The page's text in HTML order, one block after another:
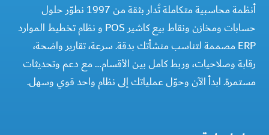
أنظمة محاسبية متكاملة تُدار بثقة من 1997 نطوّر حلول
حسابات ومخازن ونقاط بيع كاشير POS و نظام تخطيط الموارد
ERP مصممة لتناسب منشأتك بدقة. سرعة، تقارير واضحة،
رقابة وصلاحيات، وربط كامل بين الأقسام… مع دعم وتحديثات
مستمرة. ابدأ الآن وحوّل عملياتك إلى نظام واحد قوي وسهل.